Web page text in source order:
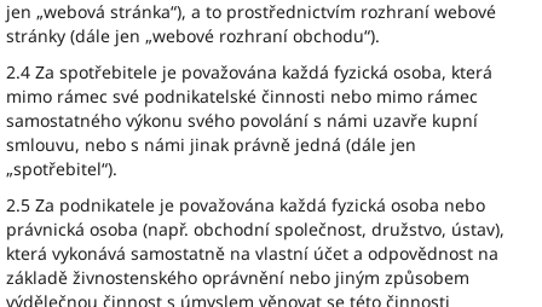
jen „webová stránka“), a to prostřednictvím rozhraní webové
stránky (dále jen „webové rozhraní obchodu“).
2.4 Za spotřebitele je považována každá fyzická osoba, která
mimo rámec své podnikatelské činnosti nebo mimo rámec
samostatného výkonu svého povolání s námi uzavře kupní
smlouvu, nebo s námi jinak právně jedná (dále jen
„spotřebitel“).
2.5 Za podnikatele je považována každá fyzická osoba nebo
právnická osoba (např. obchodní společnost, družstvo, ústav),
která vykonává samostatně na vlastní účet a odpovědnost na
základě živnostenského oprávnění nebo jiným způsobem
výdělečnou činnost s úmyslem věnovat se této činnosti